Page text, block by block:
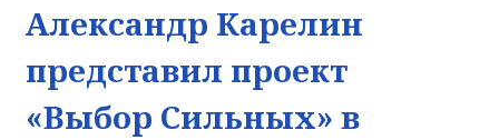
Александр Карелин
представил проект
«Выбор Сильных» в